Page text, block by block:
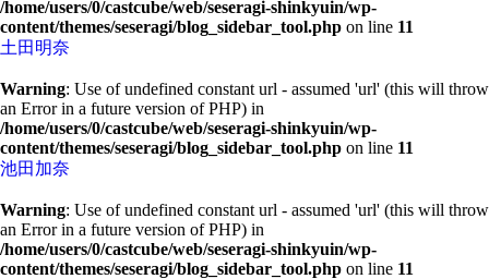
/home/users/0/castcube/web/seseragi-shinkyuin/wp-
content/themes/seseragi/blog_sidebar_tool.php on line 11
土田明奈
Warning: Use of undefined constant url - assumed 'url' (this will throw
an Error in a future version of PHP) in
/home/users/0/castcube/web/seseragi-shinkyuin/wp-
content/themes/seseragi/blog_sidebar_tool.php on line 11
池田加奈
Warning: Use of undefined constant url - assumed 'url' (this will throw
an Error in a future version of PHP) in
/home/users/0/castcube/web/seseragi-shinkyuin/wp-
content/themes/seseragi/blog_sidebar_tool.php on line 11